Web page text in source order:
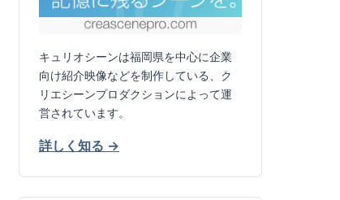
キュリオシーンは福岡県を中心に企業
向け紹介映像などを制作している、ク
リエシーンプロダクションによって運
営されています。
詳しく知る →